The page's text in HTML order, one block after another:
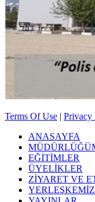
Terms Of Use | Privacy
ANASAYFA
EĞİTİMLER
ÜYELİKLER
ZİYARET VE
YERLEŞKEMİZ